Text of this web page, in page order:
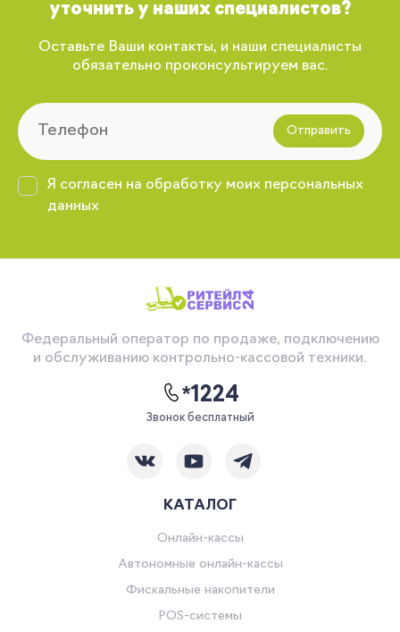
уточнить у наших специалистов?
Оставьте Ваши контакты, и наши специалисты
обязательно проконсультируем вас.
Отправить
Я согласен на обработку моих персональных
данных
Федеральный оператор по продаже, подключению
и обслуживанию контрольно-кассовой техники.
*1224
Звонок бесплатный
КАТАЛОГ
Онлайн-кассы
Автономные онлайн-кассы
Фискальные накопители
POS-системы